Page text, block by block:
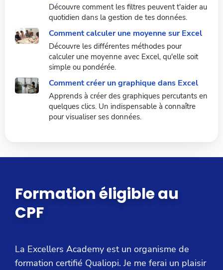
Découvre comment les filtres peuvent t'aider au
quotidien dans la gestion de tes données.
Comment calculer une moyenne sur Excel
Découvre les différentes méthodes pour
calculer une moyenne avec Excel, qu'elle soit
simple ou pondérée.
Comment créer un graphique dans Excel
Apprends à créer des graphiques percutants en
quelques clics. Un indispensable à connaître
pour visualiser ses données.
Formation éligible au
CPF
La Excellers Academy est un organisme de
formation certifié Qualiopi. Je me ferai un plaisir